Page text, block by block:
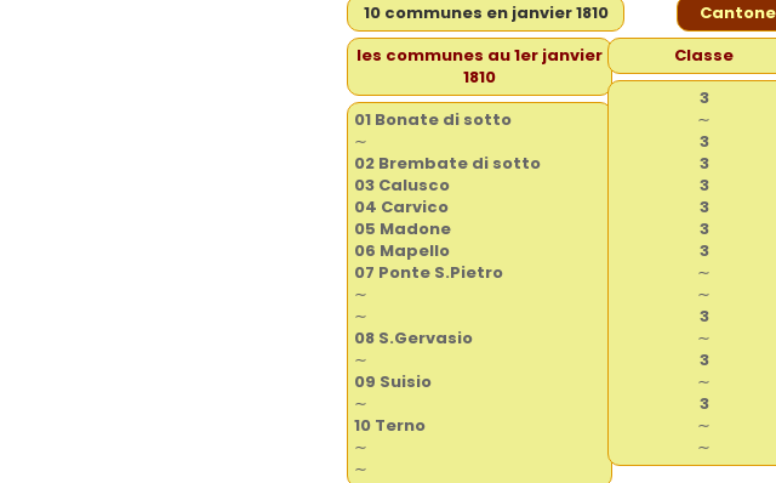
10 communes en janvier 1810 Cantone
les communes au 1er janvier
1810
01 Bonate di sotto
∼
02 Brembate di sotto
03 Calusco
04 Carvico
05 Madone
06 Mapello
07 Ponte S.Pietro
∼
∼
08 S.Gervasio
∼
09 Suisio
∼
10 Terno
∼
∼
Classe
3
∼
3
3
3
3
3
3
∼
∼
3
∼
3
∼
3
∼
∼